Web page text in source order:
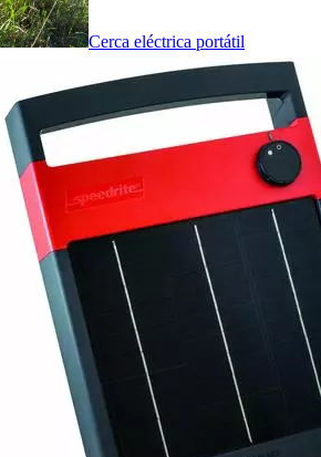
Cerca eléctrica portátil